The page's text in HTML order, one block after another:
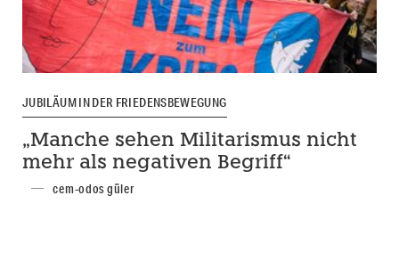
JUBILÄUM IN DER FRIEDENSBEWEGUNG
„Manche sehen Militarismus nicht
mehr als negativen Begriff“
cem-odos güler